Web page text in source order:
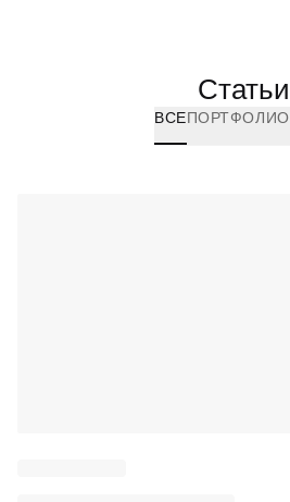
Статьи
ВСЕПОРТФОЛИО